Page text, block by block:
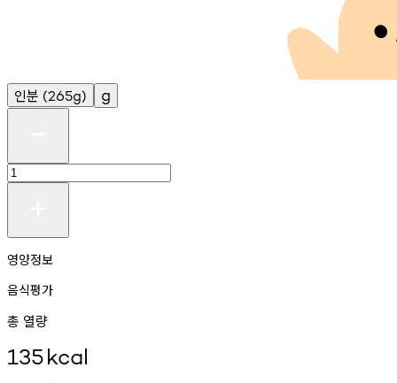
인분 (265g) g
영양정보
음식평가
총 열량
135kcal